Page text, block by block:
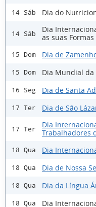
14 Sáb Dia do
14 Sáb
Dia
as suas
15 Dom Dia de
15 Dom Dia Mundial da
16 Seg Dia de Santa
17 Ter Dia de São
17 Ter
Dia
Trabalhadores
18 Qua Dia
18 Qua Dia de Nossa
18 Qua Dia da Língua
18 Qua Dia